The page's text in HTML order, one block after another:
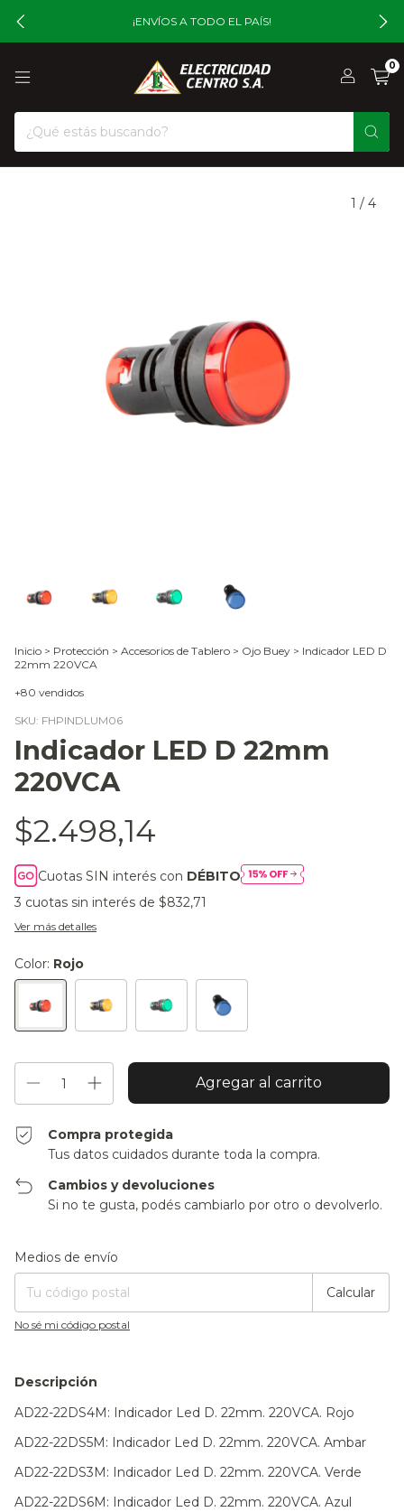
¡ENVÍOS A TODO EL PAÍS!
0
1 / 4
Inicio > Protección > Accesorios de Tablero > Ojo Buey > Indicador LED D
22mm 220VCA
+80 vendidos
SKU: FHPINDLUM06
Indicador LED D 22mm
220VCA
$2.498,14
Cuotas SIN interés con DÉBITO
3 cuotas sin interés de $832,71
Ver más detalles
Color: Rojo
Compra protegida
Tus datos cuidados durante toda la compra.
Cambios y devoluciones
Si no te gusta, podés cambiarlo por otro o devolverlo.
Entregas para el CP:
Medios de envío
Calcular
No sé mi código postal
Descripción
AD22-22DS4M: Indicador Led D. 22mm. 220VCA. Rojo
AD22-22DS5M: Indicador Led D. 22mm. 220VCA. Ambar
AD22-22DS3M: Indicador Led D. 22mm. 220VCA. Verde
AD22-22DS6M: Indicador Led D. 22mm. 220VCA. Azul